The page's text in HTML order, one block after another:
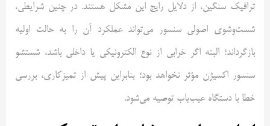
ترافیک سنگین، از دلایل رایج این مشکل هستند. در چنین شرایطی،
شست‌وشوی اصولی سنسور می‌تواند عملکرد آن را به حالت اولیه
بازگرداند؛ البته اگر خرابی از نوع الکترونیکی یا داخلی باشد، شستشو
سنسور اکسیژن مؤثر نخواهد بود؛ بنابراین پیش از تمیزکاری، بررسی
خطا با دستگاه عیب‌یاب توصیه می‌شود.